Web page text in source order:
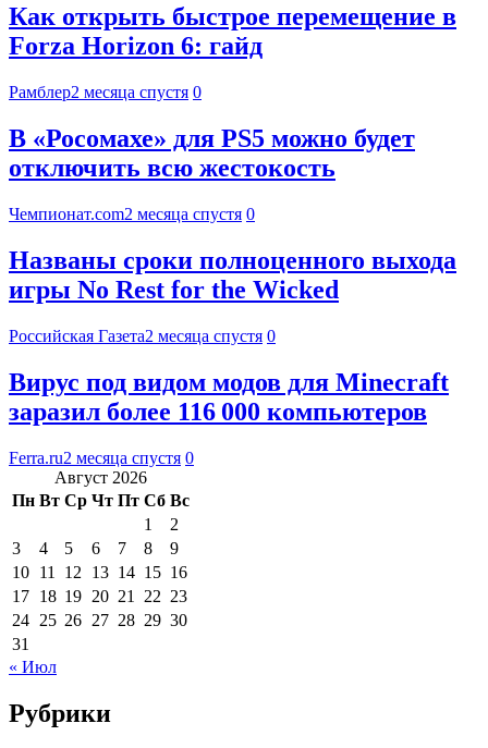
Как открыть быстрое перемещение в
Forza Horizon 6: гайд
Рамблер2 месяца спустя 0
В «Росомахе» для PS5 можно будет
отключить всю жестокость
Чемпионат.com2 месяца спустя 0
Названы сроки полноценного выхода
игры No Rest for the Wicked
Российская Газета2 месяца спустя 0
Вирус под видом модов для Minecraft
заразил более 116 000 компьютеров
Ferra.ru2 месяца спустя 0
Август 2026
Пн Вт Ср Чт Пт Сб Вс
1
2
3
4 5 6 7 8
9
10 11 12 13 14 15 16
17 18 19 20 21 22 23
24 25 26 27 28 29 30
31
« Июл
Рубрики